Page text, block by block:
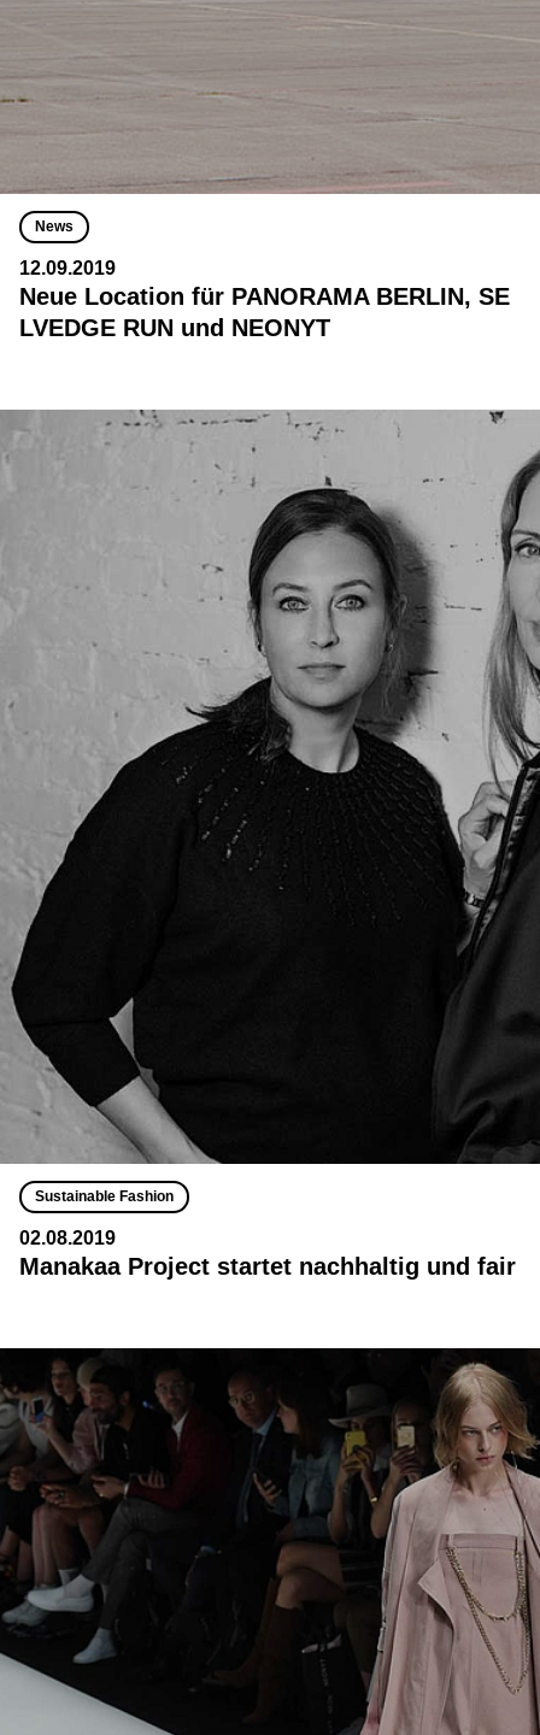
News
12.09.2019
Neue Location für PANORAMA BERLIN, SE
LVEDGE RUN und NEONYT
Sustainable Fashion
02.08.2019
Manakaa Project startet nachhaltig und fair